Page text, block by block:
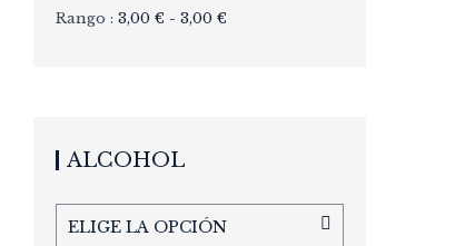
Rango : 3,00 € - 3,00 €
ALCOHOL
ELIGE LA OPCIÓN